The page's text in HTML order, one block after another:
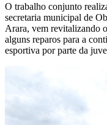
O trabalho conjunto
secretaria municipal de
Arara, vem revitalizando
alguns reparos para a
esportiva por parte da